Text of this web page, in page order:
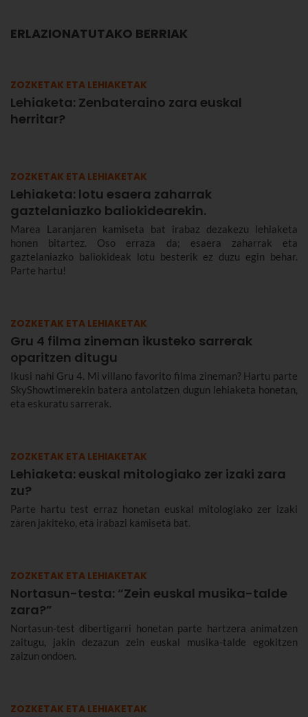
ERLAZIONATUTAKO BERRIAK
ZOZKETAK ETA LEHIAKETAK
Lehiaketa: Zenbateraino zara euskal
herritar?
ZOZKETAK ETA LEHIAKETAK
Lehiaketa: lotu esaera zaharrak
gaztelaniazko baliokidearekin.
Marea Laranjaren kamiseta bat irabaz dezakezu lehiaketa
honen bitartez. Oso erraza da; esaera zaharrak eta
gaztelaniazko baliokideak lotu besterik ez duzu egin behar.
Parte hartu!
ZOZKETAK ETA LEHIAKETAK
Gru 4 filma zineman ikusteko sarrerak
oparitzen ditugu
Ikusi nahi Gru 4. Mi villano favorito filma zineman? Hartu parte
SkyShowtimerekin batera antolatzen dugun lehiaketa honetan,
eta eskuratu sarrerak.
ZOZKETAK ETA LEHIAKETAK
Lehiaketa: euskal mitologiako zer izaki zara
zu?
Parte hartu test erraz honetan euskal mitologiako zer izaki
zaren jakiteko, eta irabazi kamiseta bat.
ZOZKETAK ETA LEHIAKETAK
Nortasun-testa: “Zein euskal musika-talde
zara?”
Nortasun-test dibertigarri honetan parte hartzera animatzen
zaitugu, jakin dezazun zein euskal musika-talde egokitzen
zaizun ondoen.
ZOZKETAK ETA LEHIAKETAK